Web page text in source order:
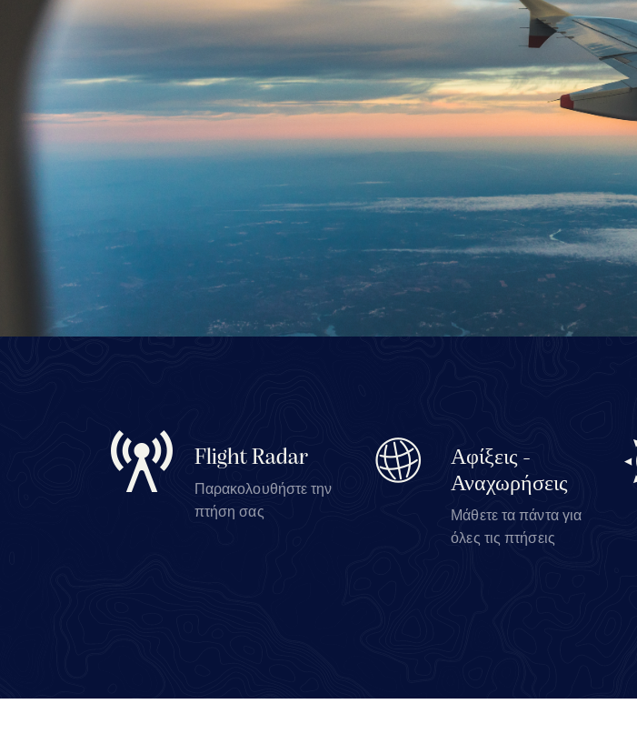
Flight Radar
Παρακολουθήστε την
πτήση σας
Αφίξεις -
Αναχωρήσεις
Μάθετε τα πάντα για
όλες τις πτήσεις